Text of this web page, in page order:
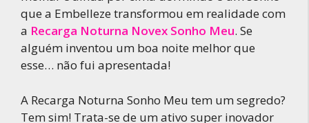
que a Embelleze transformou em realidade com
a Recarga Noturna Novex Sonho Meu. Se
alguém inventou um boa noite melhor que
esse… não fui apresentada!
A Recarga Noturna Sonho Meu tem um segredo?
Tem sim! Trata-se de um ativo super inovador